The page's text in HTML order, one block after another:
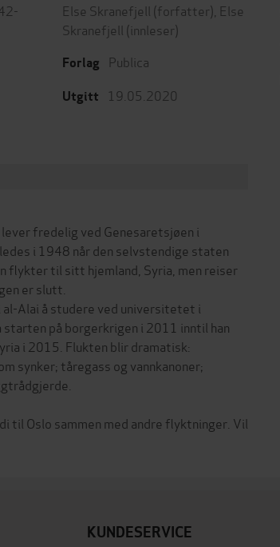
Else Skranefjell (forfatter), Else
Skranefjell (innleser)
Forlag Publica
Utgitt 19.05.2020
fredelig ved Genesaretsjøen i
i 1948 når den selvstendige staten
flykter til sitt hjemland, Syria, men reiser
er slutt.
al-Alai å studere ved universitetet i
starten på borgerkrigen i 2011 inntil han
i 2015. Flukten blir dramatisk:
synker; tåregass og vannkanoner;
til Oslo sammen med andre flyktninger. Vil
KUNDESERVICE